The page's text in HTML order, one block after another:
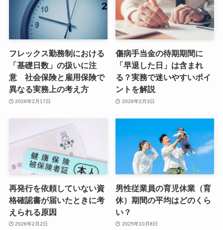
フレックス勤務制における
「基礎日数」の扱いに注
意 社会保険と雇用保険で
異なる実務上の考え方
2026年2月17日
傷病手当金の待期期間に
「早退した日」は含まれ
る？実務で迷いやすいポイ
ントを解説
2026年2月3日
再発行を依頼していない資
格確認書が届いたときに考
えられる原因
2026年2月2日
男性従業員の育児休業（育
休）期間の平均はどのくら
い？
2025年10月8日